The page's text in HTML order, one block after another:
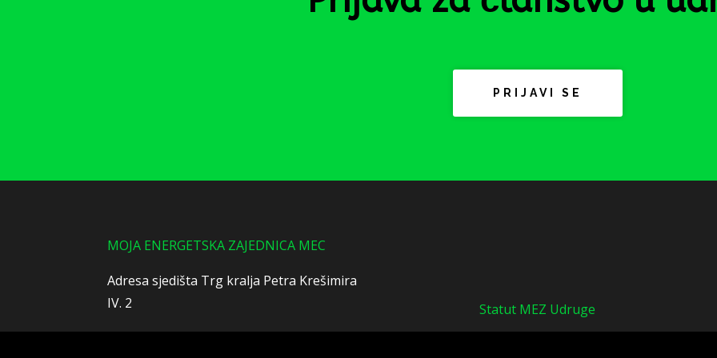
PRIJAVI SE
MOJA ENERGETSKA ZAJEDNICA MEC
Adresa sjedišta Trg kralja Petra Krešimira
IV. 2
Statut MEZ Udruge